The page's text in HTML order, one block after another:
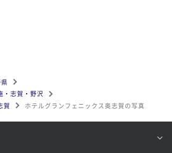
・志賀・野沢
賀
ホテルグランフェニックス奥志賀の写真